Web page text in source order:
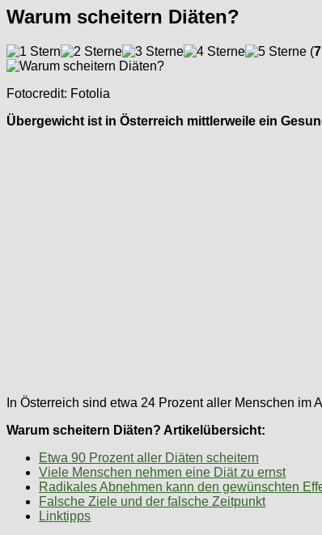
Warum scheitern Diäten?
(7
Fotocredit: Fotolia
Übergewicht ist in Österreich mittlerweile ein
In Österreich sind etwa 24 Prozent aller Menschen
Warum scheitern Diäten? Artikelübersicht:
Etwa 90 Prozent aller Diäten scheitern
Viele Menschen nehmen eine Diät zu ernst
Radikales Abnehmen kann den gewünschten
Falsche Ziele und der falsche Zeitpunkt
Linktipps